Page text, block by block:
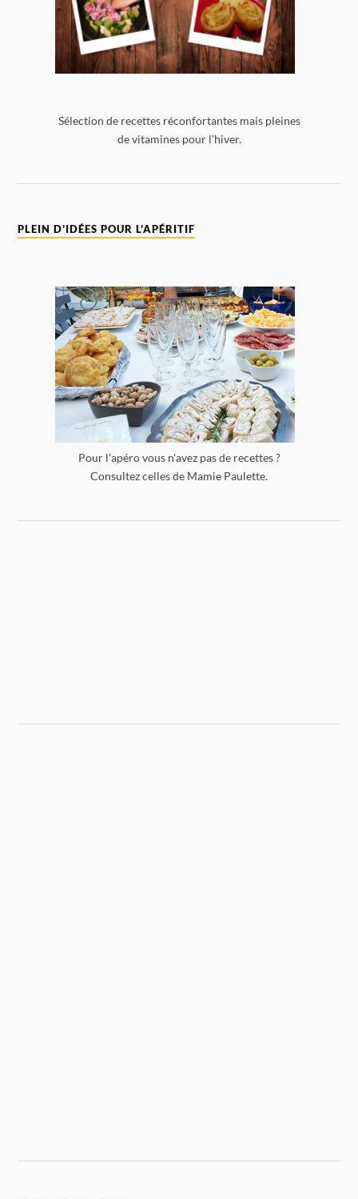
Sélection de recettes réconfortantes mais pleines
de vitamines pour l'hiver.
PLEIN D’IDÉES POUR L’APÉRITIF
Pour l'apéro vous n'avez pas de recettes ?
Consultez celles de Mamie Paulette.